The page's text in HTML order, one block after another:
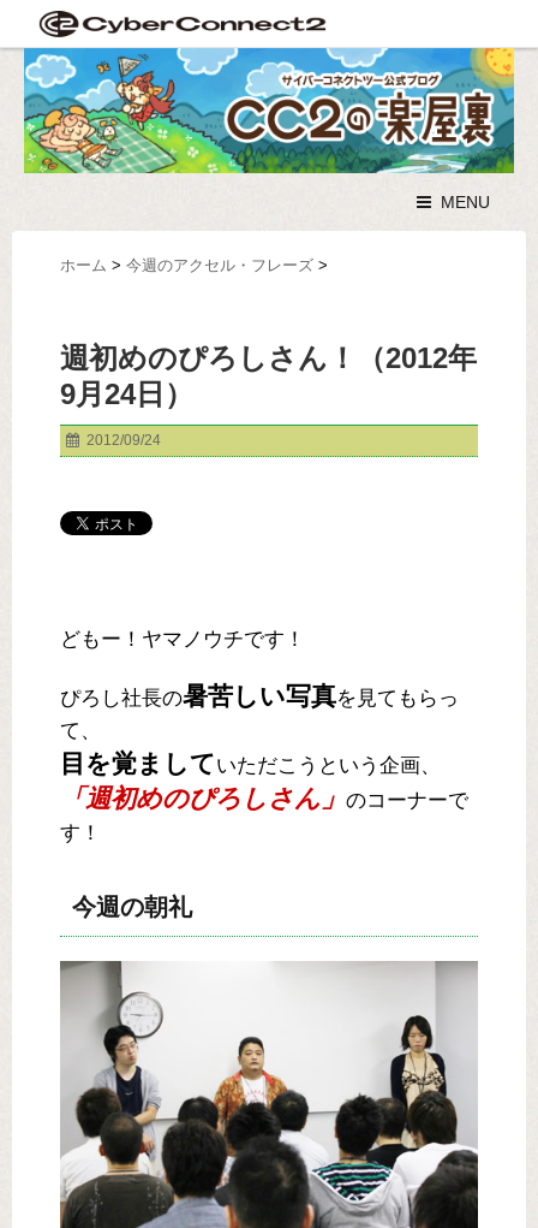
MENU
ホーム > 今週のアクセル・フレーズ >
週初めのぴろしさん！（2012年
9月24日）
2012/09/24
どもー！ヤマノウチです！
ぴろし社長の暑苦しい写真を見てもらっ
て、
目を覚ましていただこうという企画、
「週初めのぴろしさん」 のコーナーで
す！
今週の朝礼